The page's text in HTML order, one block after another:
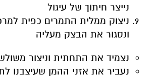
נייצר חיתוך של עיגול
ניצוק ממלית התמרים כפית
ונסגור את הבצק מעליה
נצמיד את התחתית וניצור
נעביר את אזני ההמן שעיצבנו